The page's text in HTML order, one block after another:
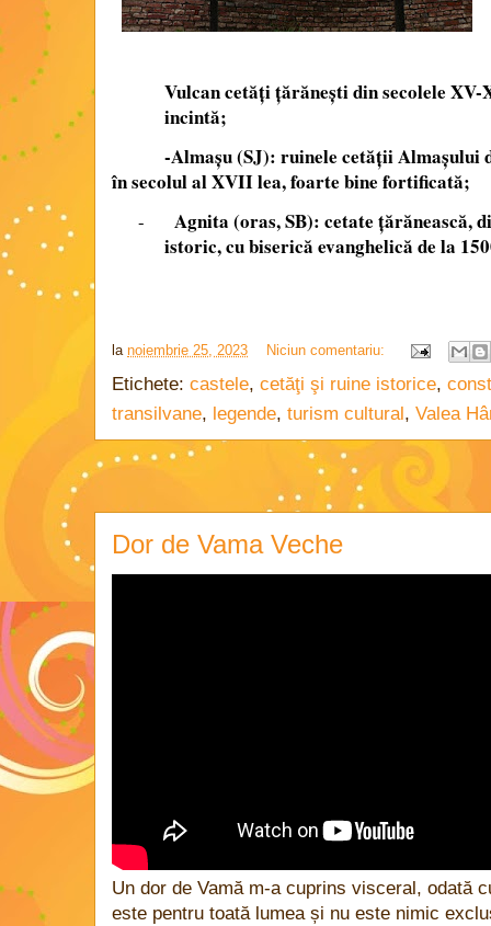
Vulcan cetăţi ţărăneşti din secolele
incintă;
-Almaşu (SJ): ruinele cetăţii Almaşului
în secolul al XVII lea, foarte bine fortificată;
-
Agnita (oras, SB): cetate ţărănească,
istoric, cu biserică evanghelică de la
la noiembrie 25, 2023 Niciun comentariu:
Etichete: castele, cetăţi şi ruine istorice,
transilvane, legende, turism cultural, Valea
Dor de Vama Veche
Un dor de Vamă m-a cuprins visceral, odată
este pentru toată lumea și nu este nimic